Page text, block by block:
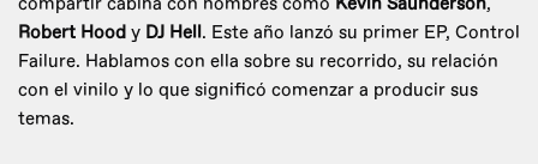
Robert Hood y DJ Hell. Este año lanzó su primer EP, Control
Failure. Hablamos con ella sobre su recorrido, su relación
con el vinilo y lo que significó comenzar a producir sus
temas.